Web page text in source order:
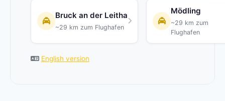
Bruck an der Leitha
~29 km zum Flughafen
Mödling
~29 km zum
Flughafen
English version